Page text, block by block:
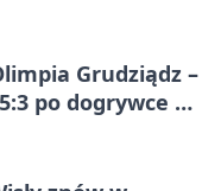
Grudziądz –
po dogrywce w